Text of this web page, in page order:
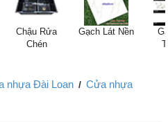
Chậu Rửa
Chén
Gạch Lát Nền
nhựa Đài Loan / Cửa nhựa